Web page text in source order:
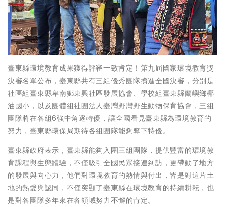
臺東縣環境教育成果獲得評審一致肯定！第九屆國家環境教育獎
決審名單公布，臺東縣共有三組優秀團隊擠進全國決審，分別是
社區組臺東縣卑南鄉東興社區發展協會、學校組臺東縣蘭嶼鄉椰
油國小，以及團體組社團法人臺灣野灣野生動物保育協會，三組
團隊將在各組6強中角逐特優，讓全國看見臺東縣為環境教育的
努力，臺東縣環保局期待各組團隊能夠奪下特優。
臺東縣政府表示，臺東縣能夠入圍三組團隊，提供豐富的環境教
育課程與生態體驗，不僅吸引全國民眾接連到訪，更帶動了地方
的發展與向心力，他們對環境教育的熱情與付出，皆是對這片土
地的熱愛與認同，不僅突顯了臺東縣在環境教育的持續耕耘，也
是對各團隊多年來在各領域努力不懈的肯定。